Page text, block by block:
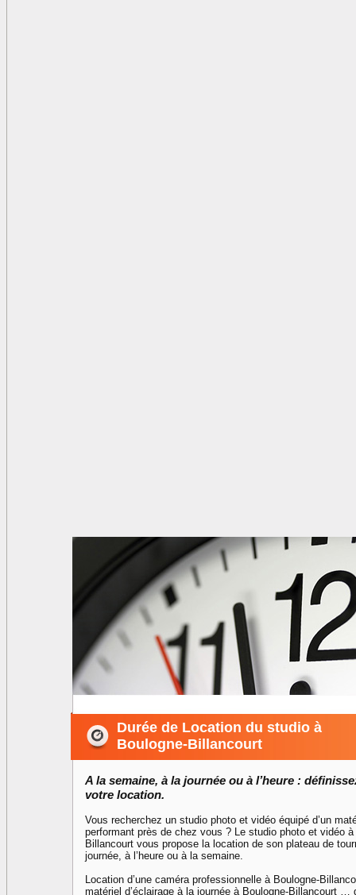
Durée de Location du studio à
Boulogne-Billancourt
A la semaine, à la journée ou à l’heure :
votre location.
Vous recherchez un studio photo et vidéo équipé d’un
performant près de chez vous ? Le studio photo et vidéo à
Billancourt vous propose la location de son plateau de
journée, à l’heure ou à la semaine.
Location d’une caméra professionnelle à Boulogne-
matériel d’éclairage à la journée à Boulogne-Billancourt …